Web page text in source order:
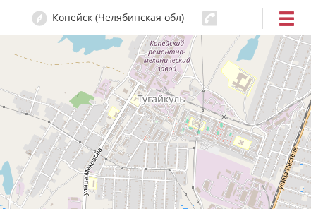
Копейск (Челябинская обл)